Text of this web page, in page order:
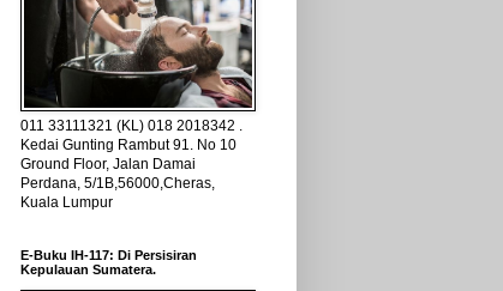
011 33111321 (KL) 018 2018342 .
Kedai Gunting Rambut 91. No 10
Ground Floor, Jalan Damai
Perdana, 5/1B,56000,Cheras,
Kuala Lumpur
E-Buku IH-117: Di Persisiran
Kepulauan Sumatera.